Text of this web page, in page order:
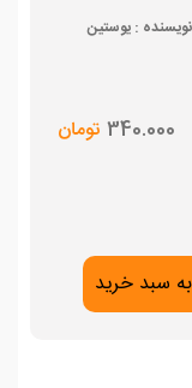
نویسنده : یوستین
340.000 تومان
سبد خرید